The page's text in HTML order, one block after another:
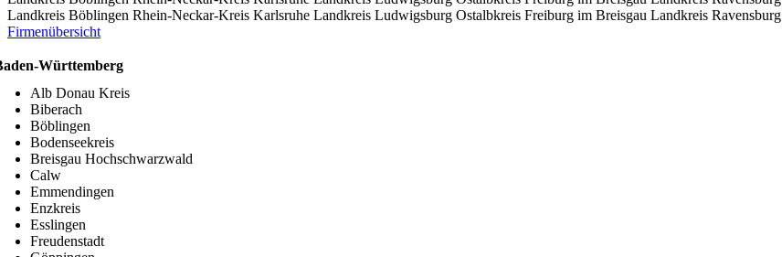
Landkreis Böblingen Rhein-Neckar-Kreis Karlsruhe Landkreis Ludwigsburg Ostalbkreis Freiburg im Breisgau Landkreis Ravensburg
Firmenübersicht
Württemberg
Alb Donau Kreis
Biberach
Böblingen
Bodenseekreis
Breisgau Hochschwarzwald
Calw
Emmendingen
Enzkreis
Esslingen
Freudenstadt